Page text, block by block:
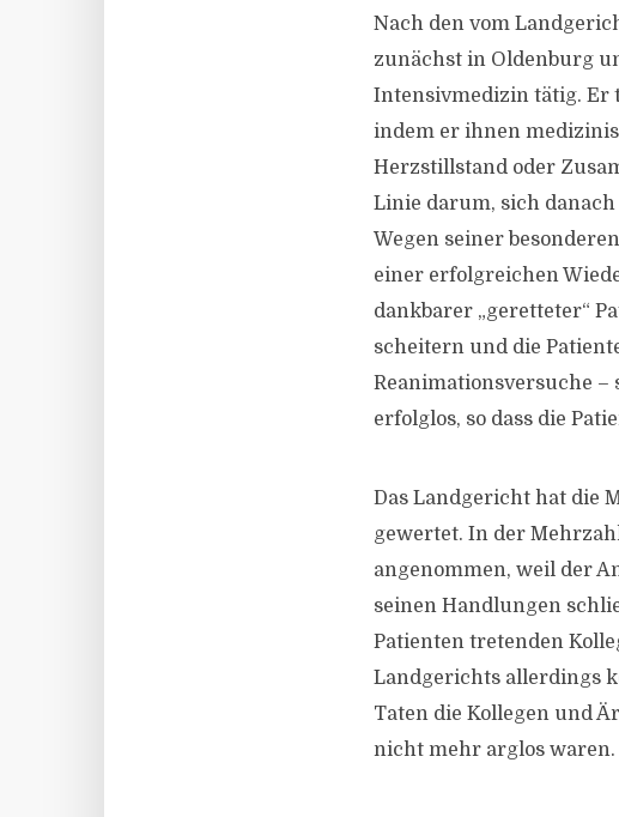
Nach den vom
zunächst in Oldenburg
Intensivmedizin tätig. Er
indem er ihnen
Herzstillstand oder
Linie darum, sich
Wegen seiner
einer erfolgreichen
dankbarer „geretteter“
scheitern und die
Reanimationsversuche
erfolglos, so dass die
Das Landgericht hat die
gewertet. In der
angenommen, weil der
seinen Handlungen
Patienten tretenden
Landgerichts allerdings
Taten die Kollegen und
nicht mehr arglos waren.